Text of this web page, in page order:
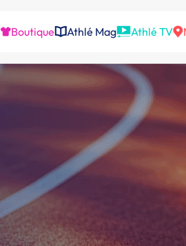
Boutique Athlé Mag Athlé TV